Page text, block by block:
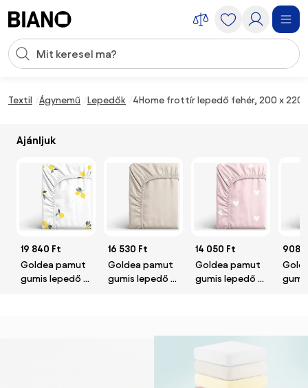
Keresési bevitel
Textil Ágynemű Lepedők 4Home frottír lepedő fehér, 200 x 220
Ajánljuk
19 840 Ft
Goldea pamut
gumis lepedő -
16 530 Ft
Goldea pamut
gumis lepedő -
14 050 Ft
Goldea pamut
gumis lepedő -
200 cm
9080